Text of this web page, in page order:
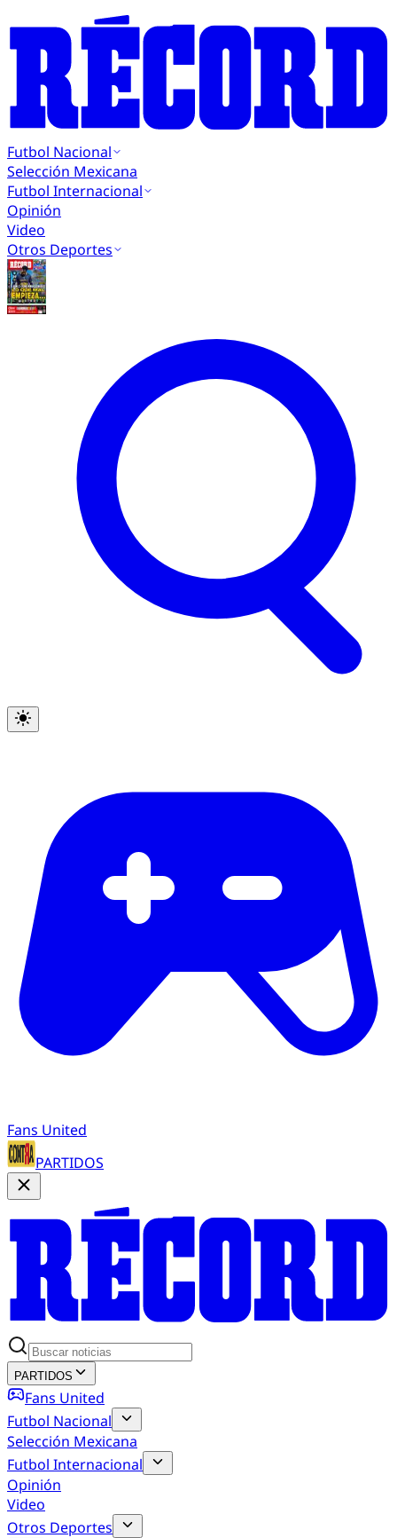
Futbol Nacional
Selección Mexicana
Futbol Internacional
Opinión
Video
Otros Deportes
Fans United
PARTIDOS
PARTIDOS
Fans United
Futbol Nacional
Selección Mexicana
Futbol Internacional
Opinión
Video
Otros Deportes